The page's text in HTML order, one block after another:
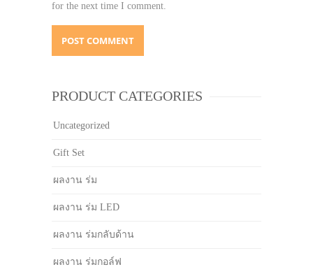
for the next time I comment.
PRODUCT CATEGORIES
Uncategorized
Gift Set
ผลงาน ร่ม
ผลงาน ร่ม LED
ผลงาน ร่มกลับด้าน
ผลงาน ร่มกอล์ฟ